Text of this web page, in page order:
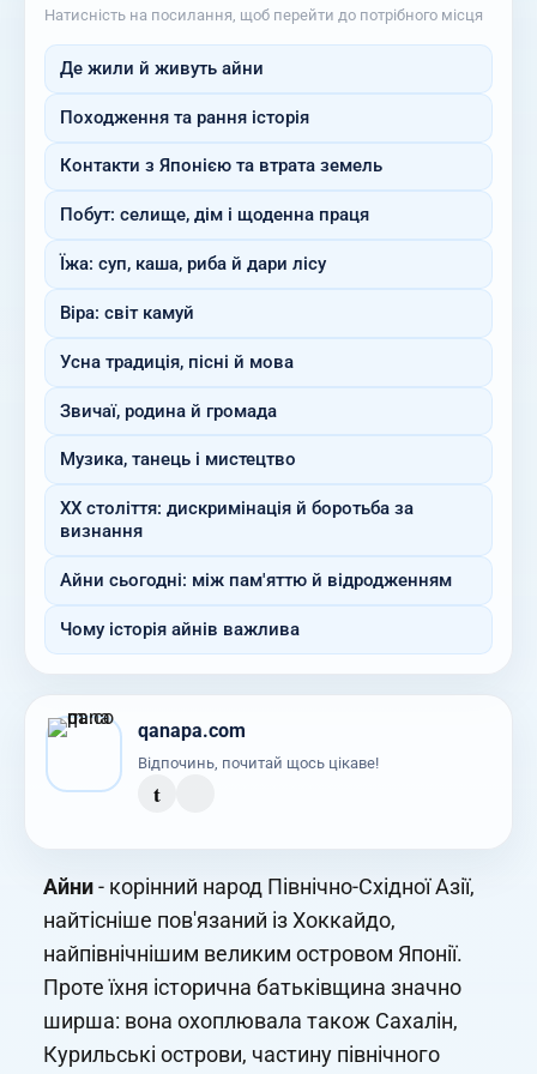
Натисність на посилання, щоб перейти до потрібного місця
Де жили й живуть айни
Походження та рання історія
Контакти з Японією та втрата земель
Побут: селище, дім і щоденна праця
Їжа: суп, каша, риба й дари лісу
Віра: світ камуй
Усна традиція, пісні й мова
Звичаї, родина й громада
Музика, танець і мистецтво
XX століття: дискримінація й боротьба за
визнання
Айни сьогодні: між пам'яттю й відродженням
Чому історія айнів важлива
qanapa.com
Відпочинь, почитай щось цікаве!
t
Айни- корінний народ Північно-Східної Азії,
найтісніше пов'язаний із Хоккайдо,
найпівнічнішим великим островом Японії.
Проте їхня історична батьківщина значно
ширша: вона охоплювала також Сахалін,
Курильські острови, частину північного